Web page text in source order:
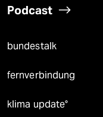
Podcast
bundestalk
fernverbindung
klima update°